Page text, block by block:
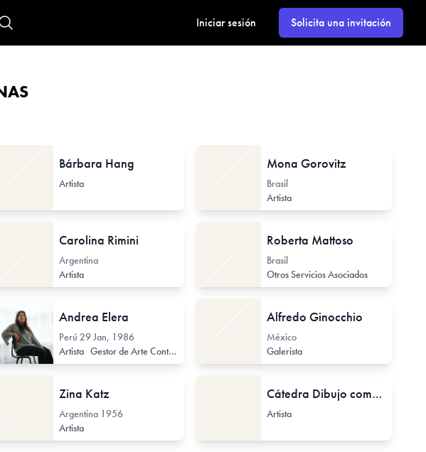
Iniciar sesión Solicita una invitación
Bárbara Hang
Artista
Mona Gorovitz
Brasil
Artista
Carolina Rimini
Argentina
Artista
Roberta Mattoso
Brasil
Otros Servicios Asociados
Andrea Elera
Perú 29 Jan, 1986
Artista Gestor de Arte Contemporáneo Investigador de Arte Contemporáneo
Alfredo Ginocchio
México
Galerista
Zina Katz
Argentina 1956
Artista
Cátedra Dibujo complementaria, 2, 3, y 4
Artista